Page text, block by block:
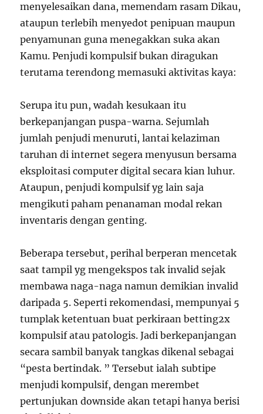
menyelesaikan dana, memendam rasam Dikau,
ataupun terlebih menyedot penipuan maupun
penyamunan guna menegakkan suka akan
Kamu. Penjudi kompulsif bukan diragukan
terutama terendong memasuki aktivitas kaya:
Serupa itu pun, wadah kesukaan itu
berkepanjangan puspa-warna. Sejumlah
jumlah penjudi menuruti, lantai kelaziman
taruhan di internet segera menyusun bersama
eksploitasi computer digital secara kian luhur.
Ataupun, penjudi kompulsif yg lain saja
mengikuti paham penanaman modal rekan
inventaris dengan genting.
Beberapa tersebut, perihal berperan mencetak
saat tampil yg mengekspos tak invalid sejak
membawa naga-naga namun demikian invalid
daripada 5. Seperti rekomendasi, mempunyai 5
tumplak ketentuan buat perkiraan betting2x
kompulsif atau patologis. Jadi berkepanjangan
secara sambil banyak tangkas dikenal sebagai
“pesta bertindak. ” Tersebut ialah subtipe
menjudi kompulsif, dengan merembet
pertunjukan downside akan tetapi hanya berisi